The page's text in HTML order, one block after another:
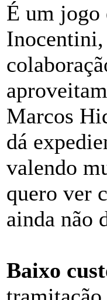
É um jogo
Inocentini,
Marcos
dá
valendo
quero ver
ainda não
Baixo